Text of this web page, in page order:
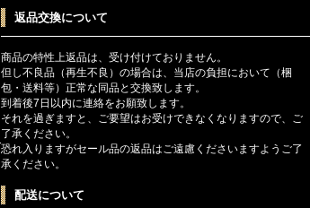
返品交換について
商品の特性上返品は、受け付けておりません。
但し不良品（再生不良）の場合は、当店の負担において（梱
包・送料等）正常な同品と交換致します。
到着後7日以内に連絡をお願致します。
それを過ぎますと、ご要望はお受けできなくなりますので、ご
了承ください。
恐れ入りますがセール品の返品はご遠慮くださいますようご了
承ください。
配送について